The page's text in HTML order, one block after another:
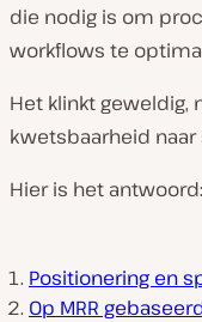
die nodig is om
workflows te
Het klinkt geweldig,
kwetsbaarheid
Hier is het antwoord:
Positionering en
Op MRR